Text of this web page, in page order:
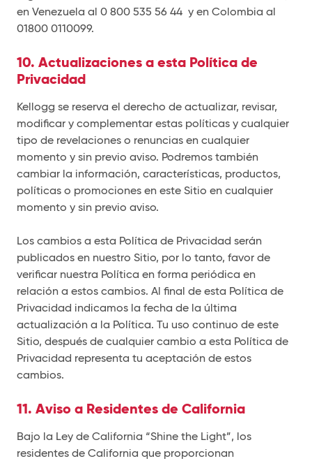
en Venezuela al 0 800 535 56 44 y en Colombia al
01800 0110099.
10. Actualizaciones a esta Política de
Privacidad
Kellogg se reserva el derecho de actualizar, revisar,
modificar y complementar estas políticas y cualquier
tipo de revelaciones o renuncias en cualquier
momento y sin previo aviso. Podremos también
cambiar la información, características, productos,
políticas o promociones en este Sitio en cualquier
momento y sin previo aviso.
Los cambios a esta Política de Privacidad serán
publicados en nuestro Sitio, por lo tanto, favor de
verificar nuestra Política en forma periódica en
relación a estos cambios. Al final de esta Política de
Privacidad indicamos la fecha de la última
actualización a la Política. Tu uso continuo de este
Sitio, después de cualquier cambio a esta Política de
Privacidad representa tu aceptación de estos
cambios.
11. Aviso a Residentes de California
Bajo la Ley de California “Shine the Light”, los
residentes de California que proporcionan